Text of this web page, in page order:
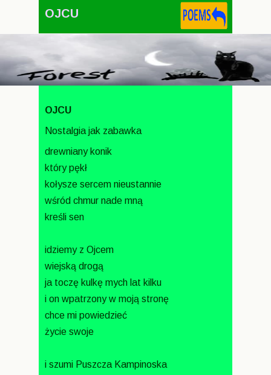
OJCU
OJCU
Nostalgia jak zabawka
drewniany konik
który pękł
kołysze sercem nieustannie
wśród chmur nade mną
kreśli sen
idziemy z Ojcem
wiejską drogą
ja toczę kulkę mych lat kilku
i on wpatrzony w moją stronę
chce mi powiedzieć
życie swoje
i szumi Puszcza Kampinoska